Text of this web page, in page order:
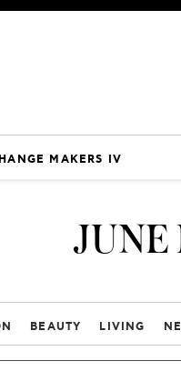
MAKERS IV
JUNE
BEAUTY LIVING